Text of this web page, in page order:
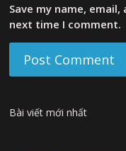
Save my name,
next time I comment.
Bài viết mới nhất